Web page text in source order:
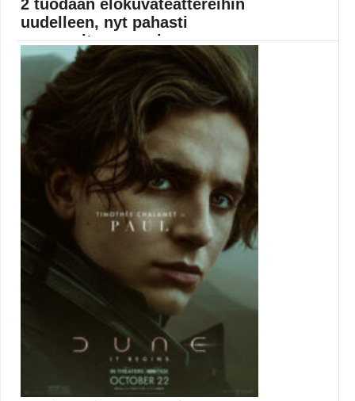
2 tuodaan elokuvateattereihin
uudelleen, nyt pahasti
sensuroituna versio...
20th Century Fox aikoo nyhtää Deadpoolin suosiosta
kaiken...
Elokuvauutiset